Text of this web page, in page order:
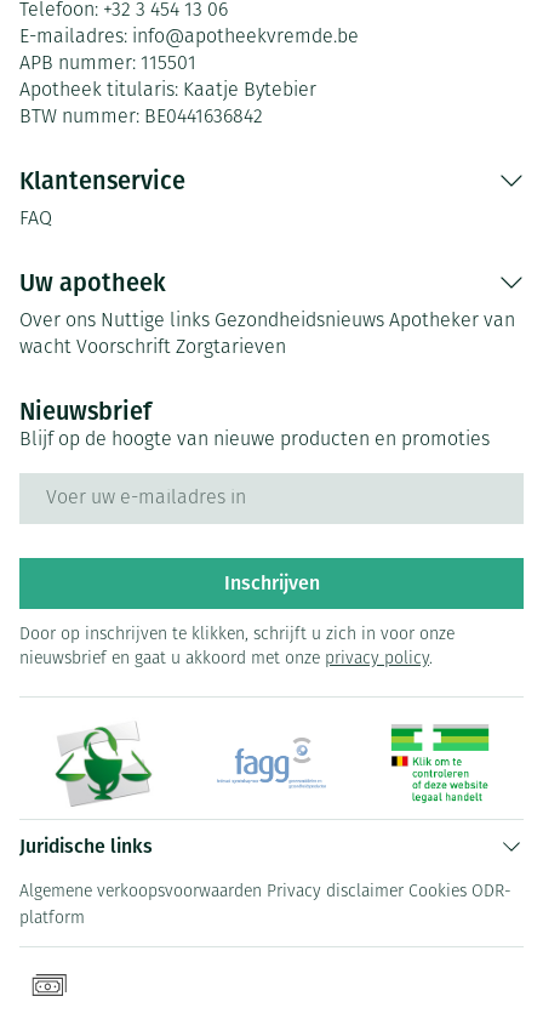
Telefoon: +32 3 454 13 06
E-mailadres: info@apotheekvremde.be
APB nummer: 115501
Apotheek titularis: Kaatje Bytebier
BTW nummer: BE0441636842
Klantenservice
FAQ
Uw apotheek
Over ons Nuttige links Gezondheidsnieuws Apotheker van
wacht Voorschrift Zorgtarieven
Nieuwsbrief
Blijf op de hoogte van nieuwe producten en promoties
Inschrijven
Door op inschrijven te klikken, schrijft u zich in voor onze
nieuwsbrief en gaat u akkoord met onze privacy policy.
Juridische links
Algemene verkoopsvoorwaarden Privacy disclaimer Cookies ODR-
platform